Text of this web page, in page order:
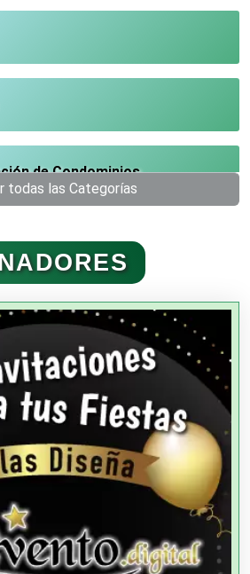
de Condominios
de Empresas
Autos
Cobranza
Colocación
todas las Categorías